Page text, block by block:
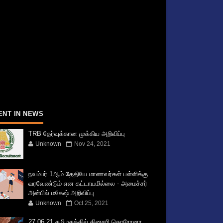
IN NEWS
TRB தேர்வுக்கான முக்கிய அறிவிப்பு
Unknown Nov 24, 2021
நவம்பர் 1ஆம் தேதியே மாணவர்கள் பள்ளிக்கு
வரவேண்டும் என கட்டாயமில்லை - அமைச்சர்
அன்பில் மகேஷ் அறிவிப்பு
Unknown Oct 25, 2021